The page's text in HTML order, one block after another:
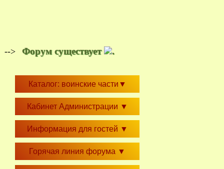
--> Форум существует .
Каталог: воинские части ▼
Кабинет Администрации ▼
Информация для гостей ▼
Горячая линия форума ▼